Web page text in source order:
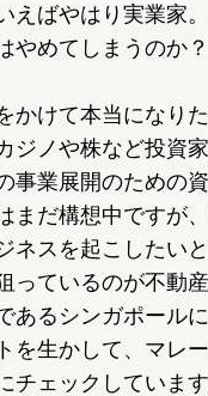
えばやはり実業家
やめてしまうのか？
かけて本当になり
ジノや株など投資家
事業展開のための
まだ構想中ですが
ネスを起こしたい
っているのが不動
あるシンガポール
を生かして、マレ
チェックしていま